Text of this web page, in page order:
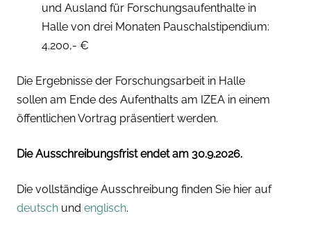
und Ausland für Forschungsaufenthalte in
Halle von drei Monaten Pauschalstipendium:
4.200,- €
Die Ergebnisse der Forschungsarbeit in Halle
sollen am Ende des Aufenthalts am IZEA in einem
öffentlichen Vortrag präsentiert werden.
Die Ausschreibungsfrist endet am 30.9.2026.
Die vollständige Ausschreibung finden Sie hier auf
deutsch und englisch.